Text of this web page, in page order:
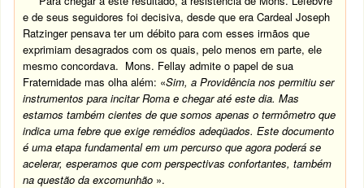
e de seus seguidores foi decisiva, desde que era Cardeal Joseph
Ratzinger pensava ter um débito para com esses irmãos que
exprimiam desagrados com os quais, pelo menos em parte, ele
mesmo concordava. Mons. Fellay admite o papel de sua
Fraternidade mas olha além: «Sim, a Providência nos permitiu ser
instrumentos para incitar Roma e chegar até este dia.Mas
estamos também cientes de que somos apenas o termômetro que
indica uma febre que exige remédios adeqüados.Este documento
é uma etapa fundamental em um percurso que agora poderá se
acelerar, esperamos que com perspectivas confortantes, também
na questão da excomunhão ».